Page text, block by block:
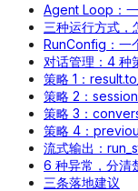
Agent Loop：
三种运行方式，
RunConfig：一
对话管理：4 种
策略 1：
策略 2：
策略 3：
策略 4：
流式输出：
6 种异常，分清
三条落地建议